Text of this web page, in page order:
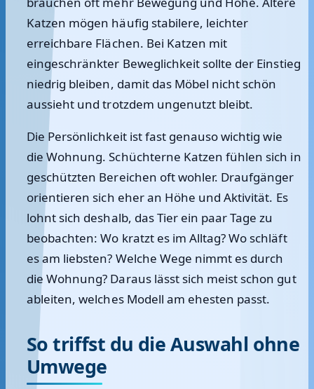
Katzen mögen häufig stabilere, leichter
erreichbare Flächen. Bei Katzen mit
eingeschränkter Beweglichkeit sollte der Einstieg
niedrig bleiben, damit das Möbel nicht schön
aussieht und trotzdem ungenutzt bleibt.
Die Persönlichkeit ist fast genauso wichtig wie
die Wohnung. Schüchterne Katzen fühlen sich in
geschützten Bereichen oft wohler. Draufgänger
orientieren sich eher an Höhe und Aktivität. Es
lohnt sich deshalb, das Tier ein paar Tage zu
beobachten: Wo kratzt es im Alltag? Wo schläft
es am liebsten? Welche Wege nimmt es durch
die Wohnung? Daraus lässt sich meist schon gut
ableiten, welches Modell am ehesten passt.
So triffst du die Auswahl ohne
Umwege